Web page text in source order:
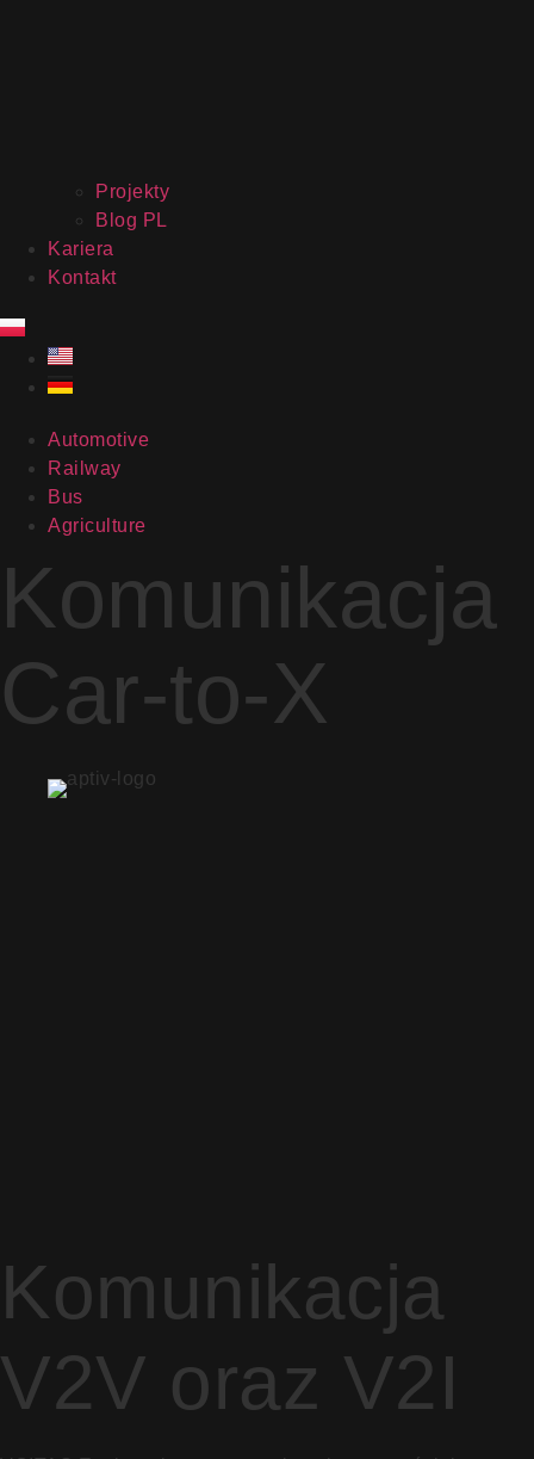
Projekty
Blog PL
Kariera
Kontakt
Automotive
Railway
Bus
Agriculture
Komunikacja
Car-to-X
Komunikacja
V2V oraz V2I